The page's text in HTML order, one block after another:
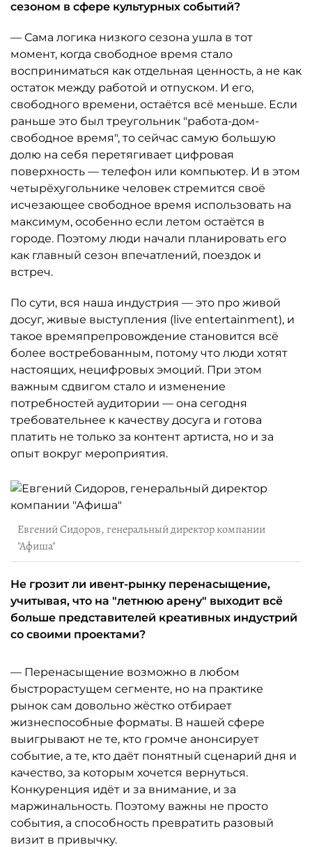
сезоном в сфере культурных событий?
— Сама логика низкого сезона ушла в тот
момент, когда свободное время стало
восприниматься как отдельная ценность, а не как
остаток между работой и отпуском. И его,
свободного времени, остаётся всё меньше. Если
раньше это был треугольник "работа-дом-
свободное время", то сейчас самую большую
долю на себя перетягивает цифровая
поверхность — телефон или компьютер. И в этом
четырёхугольнике человек стремится своё
исчезающее свободное время использовать на
максимум, особенно если летом остаётся в
городе. Поэтому люди начали планировать его
как главный сезон впечатлений, поездок и
встреч.
По сути, вся наша индустрия — это про живой
досуг, живые выступления (live entertainment), и
такое времяпрепровождение становится всё
более востребованным, потому что люди хотят
настоящих, нецифровых эмоций. При этом
важным сдвигом стало и изменение
потребностей аудитории — она сегодня
требовательнее к качеству досуга и готова
платить не только за контент артиста, но и за
опыт вокруг мероприятия.
Евгений Сидоров, генеральный директор компании
"Афиша"
Не грозит ли ивент-рынку перенасыщение,
учитывая, что на "летнюю арену" выходит всё
больше представителей креативных индустрий
со своими проектами?
— Перенасыщение возможно в любом
быстрорастущем сегменте, но на практике
рынок сам довольно жёстко отбирает
жизнеспособные форматы. В нашей сфере
выигрывают не те, кто громче анонсирует
событие, а те, кто даёт понятный сценарий дня и
качество, за которым хочется вернуться.
Конкуренция идёт и за внимание, и за
маржинальность. Поэтому важны не просто
события, а способность превратить разовый
визит в привычку.